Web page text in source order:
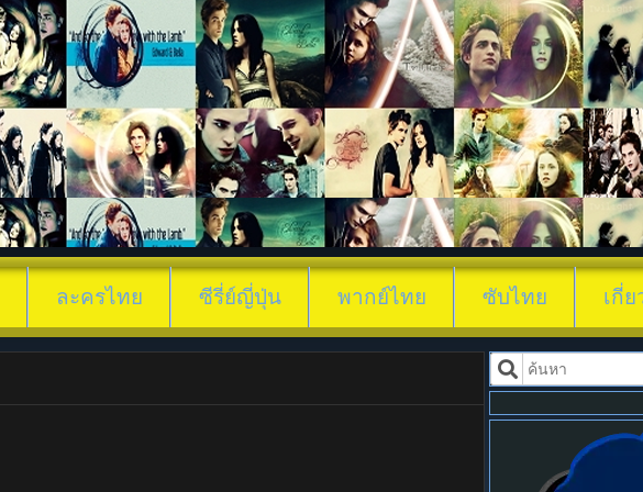
ดูซีรี่ย์ 武侠
ละครไทย ซีรี่ย์ญี่ปุ่น พากย์ไทย ซับไทย เกี่ย